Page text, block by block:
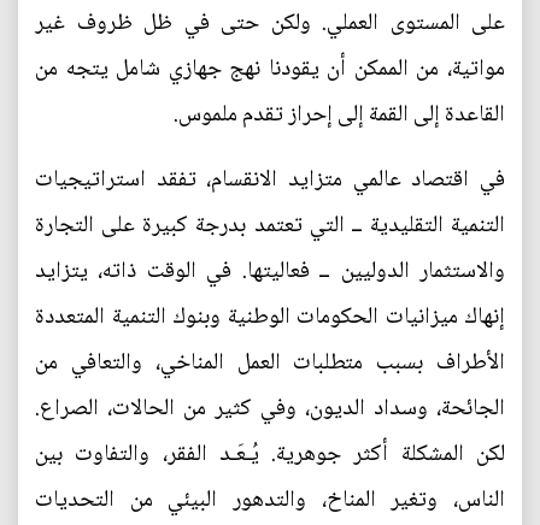
على المستوى العملي. ولكن حتى في ظل ظروف غير
مواتية، من الممكن أن يقودنا نهج جهازي شامل يتجه من
القاعدة إلى القمة إلى إحراز تقدم ملموس.
في اقتصاد عالمي متزايد الانقسام، تفقد استراتيجيات
التنمية التقليدية ــ التي تعتمد بدرجة كبيرة على التجارة
والاستثمار الدوليين ــ فعاليتها. في الوقت ذاته، يتزايد
إنهاك ميزانيات الحكومات الوطنية وبنوك التنمية المتعددة
الأطراف بسبب متطلبات العمل المناخي، والتعافي من
الجائحة، وسداد الديون، وفي كثير من الحالات، الصراع.
لكن المشكلة أكثر جوهرية. يُـعَـد الفقر، والتفاوت بين
الناس، وتغير المناخ، والتدهور البيئي من التحديات